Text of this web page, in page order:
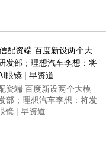
资端 百度新设两个大模
部；理想汽车李想：将发
镜 | 早资道